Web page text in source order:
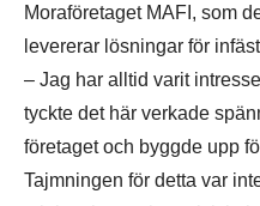
Moraföretaget MAFI, som
levererar lösningar för
– Jag har alltid varit
tyckte det här verkade
företaget och byggde upp
Tajmningen för detta var